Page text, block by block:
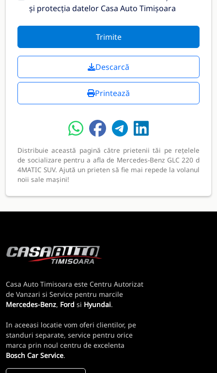
și protecția datelor Casa Auto Timișoara
Trimite
Descarcă
Printează
Distribuie această pagină către prietenii tăi pe rețelele
de socializare pentru a afla de Mercedes-Benz GLC 220 d
4MATIC SUV. Ajută un prieten să fie mai repede la volanul
noii sale mașini!
Casa Auto Timisoara este Centru Autorizat
de Vanzari si Service pentru marcile
Mercedes-Benz, Ford si Hyundai.
In aceeasi locatie vom oferi clientilor, pe
standuri separate, service pentru orice
marca prin noul centru de excelenta
Bosch Car Service.